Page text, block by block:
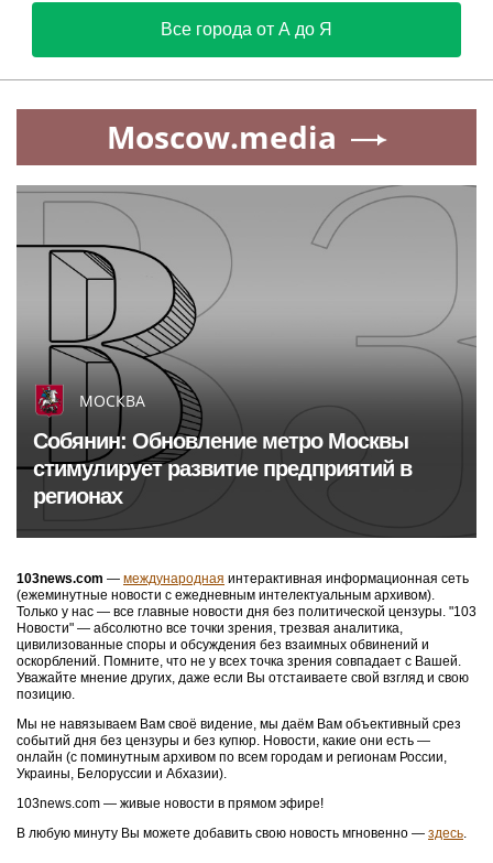
Все города от А до Я
Moscow.media
МОСКВА
Собянин: Обновление метро Москвы
стимулирует развитие предприятий в
регионах
103news.com — международная интерактивная информационная сеть
(ежеминутные новости с ежедневным интелектуальным архивом).
Только у нас — все главные новости дня без политической цензуры. "103
Новости" — абсолютно все точки зрения, трезвая аналитика,
цивилизованные споры и обсуждения без взаимных обвинений и
оскорблений. Помните, что не у всех точка зрения совпадает с Вашей.
Уважайте мнение других, даже если Вы отстаиваете свой взгляд и свою
позицию.
Мы не навязываем Вам своё видение, мы даём Вам объективный срез
событий дня без цензуры и без купюр. Новости, какие они есть —
онлайн (с поминутным архивом по всем городам и регионам России,
Украины, Белоруссии и Абхазии).
103news.com — живые новости в прямом эфире!
В любую минуту Вы можете добавить свою новость мгновенно — здесь.